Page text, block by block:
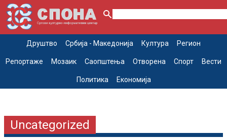
Друштво Србија - Македонија Култура Регион
Репортаже Мозаик Саопштења Отворена Спорт Вести
Политика Економија
Uncategorized